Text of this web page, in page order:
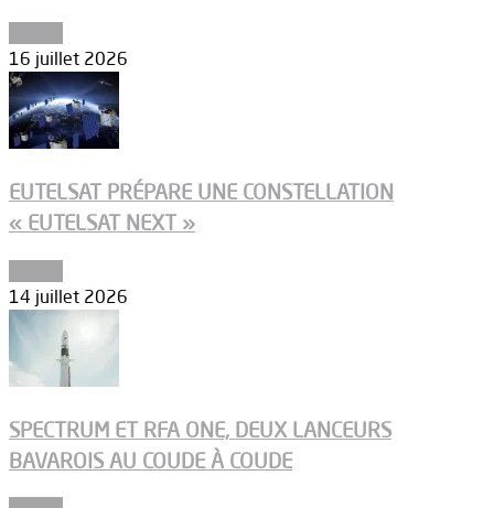
16 juillet 2026
EUTELSAT PRÉPARE UNE CONSTELLATION
« EUTELSAT NEXT »
14 juillet 2026
SPECTRUM ET RFA ONE, DEUX LANCEURS
BAVAROIS AU COUDE À COUDE